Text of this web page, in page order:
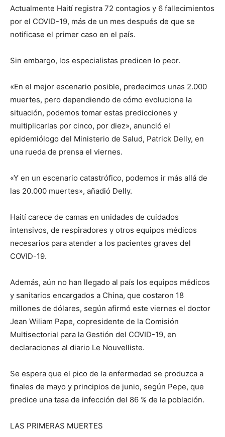
Actualmente Haití registra 72 contagios y 6 fallecimientos
por el COVID-19, más de un mes después de que se
notificase el primer caso en el país.
Sin embargo, los especialistas predicen lo peor.
«En el mejor escenario posible, predecimos unas 2.000
muertes, pero dependiendo de cómo evolucione la
situación, podemos tomar estas predicciones y
multiplicarlas por cinco, por diez», anunció el
epidemiólogo del Ministerio de Salud, Patrick Delly, en
una rueda de prensa el viernes.
«Y en un escenario catastrófico, podemos ir más allá de
las 20.000 muertes», añadió Delly.
Haití carece de camas en unidades de cuidados
intensivos, de respiradores y otros equipos médicos
necesarios para atender a los pacientes graves del
COVID-19.
Además, aún no han llegado al país los equipos médicos
y sanitarios encargados a China, que costaron 18
millones de dólares, según afirmó este viernes el doctor
Jean Wiliam Pape, copresidente de la Comisión
Multisectorial para la Gestión del COVID-19, en
declaraciones al diario Le Nouvelliste.
Se espera que el pico de la enfermedad se produzca a
finales de mayo y principios de junio, según Pepe, que
predice una tasa de infección del 86 % de la población.
LAS PRIMERAS MUERTES